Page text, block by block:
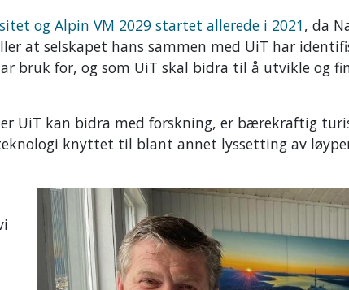
og Alpin VM 2029 startet allerede i 2021, da
at selskapet hans sammen med UiT har
bruk for, og som UiT skal bidra til å utvikle og
UiT kan bidra med forskning, er bærekraftig
knyttet til blant annet lyssetting av